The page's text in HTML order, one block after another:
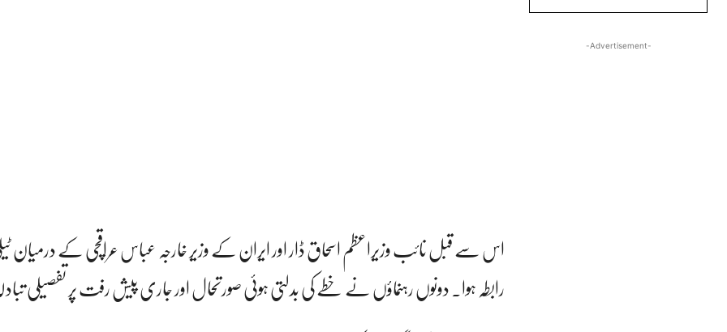
اس سے قبل نائب وزیراعظم اسحاق ڈار اور ایران کے وزیر خارجہ عباس عراقچی کے درمیان
رابطہ ہوا۔ دونوں رہنماؤں نے خطے کی بدلتی ہوئی صورتحال اور جاری پیش رفت پر تفصیلی
-Advertisement-